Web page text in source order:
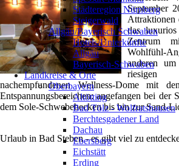
September
Attraktionen
das luxurios
Zentrum
Wohlfühl-
anderen
nachempfundenen Wellness-Dome mit
Entspannungsbereichen: angefangen bei der
dem Sole-Schwebebecken bis hin zur Sand-
Urlaub in Bad Steben - es gibt viel zu
Städteregion Nürnberg
Steigerwald
Allgäu/Bayerisch Schwaben
Hotels/Unterkünfte
Allgäu
Bayerisch-Schwaben
Landkreise & Orte
Oberbayern
Altötting
Bad Tölz - Wolfratshausen
Berchtesgadener Land
Dachau
Ebersberg
Eichstätt
Erding